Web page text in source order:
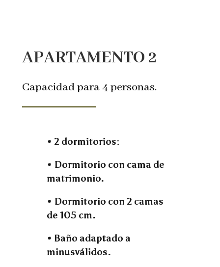
APARTAMENTO 2
Capacidad para 4 personas.
• 2 dormitorios:
• Dormitorio con cama de
matrimonio.
• Dormitorio con 2 camas
de 105 cm.
• Baño adaptado a
minusválidos.